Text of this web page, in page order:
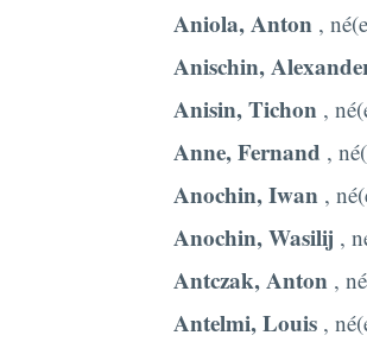
Aniola, Anton ,
Anischin,
Anisin, Tichon ,
Anne, Fernand ,
Anochin, Iwan ,
Anochin, Wasilij ,
Antczak, Anton ,
Antelmi, Louis ,